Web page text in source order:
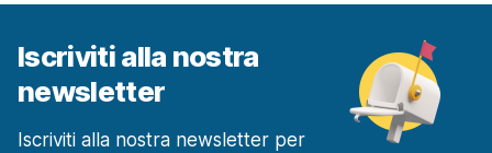
Iscriviti alla nostra
newsletter
Iscriviti alla nostra newsletter per